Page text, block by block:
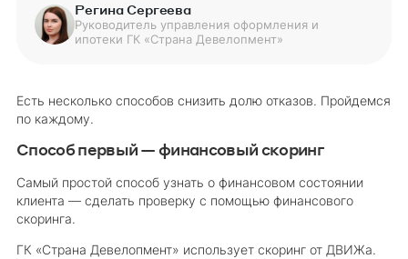
Регина Сергеева
Руководитель управления оформления и
ипотеки ГК «Страна Девелопмент»
Есть несколько способов снизить долю отказов. Пройдемся
по каждому.
Способ первый — финансовый скоринг
Самый простой способ узнать о финансовом состоянии
клиента — сделать проверку с помощью финансового
скоринга.
ГК «Страна Девелопмент» использует скоринг от ДВИЖа.